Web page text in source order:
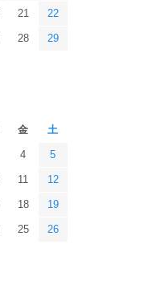
21 22
28 29
金 土
4 5
11 12
18 19
25 26